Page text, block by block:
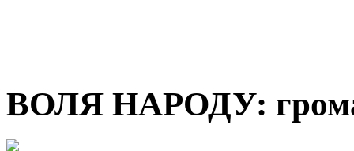
ВОЛЯ НАРОДУ: